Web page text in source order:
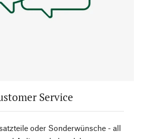
Service
oder Sonderwünsche - all